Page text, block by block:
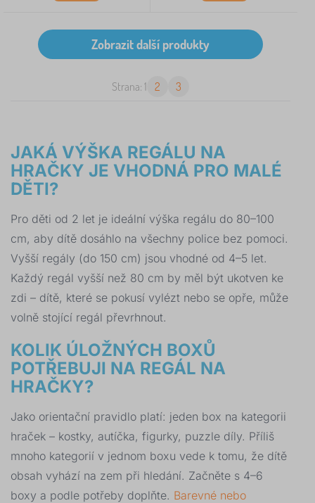
Strana: 1 2 3
JAKÁ VÝŠKA REGÁLU NA
HRAČKY JE VHODNÁ PRO MALÉ
DĚTI?
Pro děti od 2 let je ideální výška regálu do 80–100
cm, aby dítě dosáhlo na všechny police bez pomoci.
Vyšší regály (do 150 cm) jsou vhodné od 4–5 let.
Každý regál vyšší než 80 cm by měl být ukotven ke
zdi – dítě, které se pokusí vylézt nebo se opře, může
volně stojící regál převrhnout.
KOLIK ÚLOŽNÝCH BOXŮ
POTŘEBUJI NA REGÁL NA
HRAČKY?
Jako orientační pravidlo platí: jeden box na kategorii
hraček – kostky, autíčka, figurky, puzzle díly. Příliš
mnoho kategorií v jednom boxu vede k tomu, že dítě
obsah vyhází na zem při hledání. Začněte s 4–6
boxy a podle potřeby doplňte. Barevné nebo